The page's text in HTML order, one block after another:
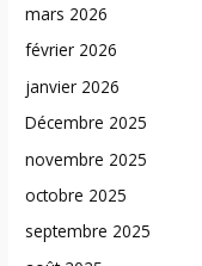
mars 2026
février 2026
janvier 2026
Décembre 2025
novembre 2025
octobre 2025
septembre 2025